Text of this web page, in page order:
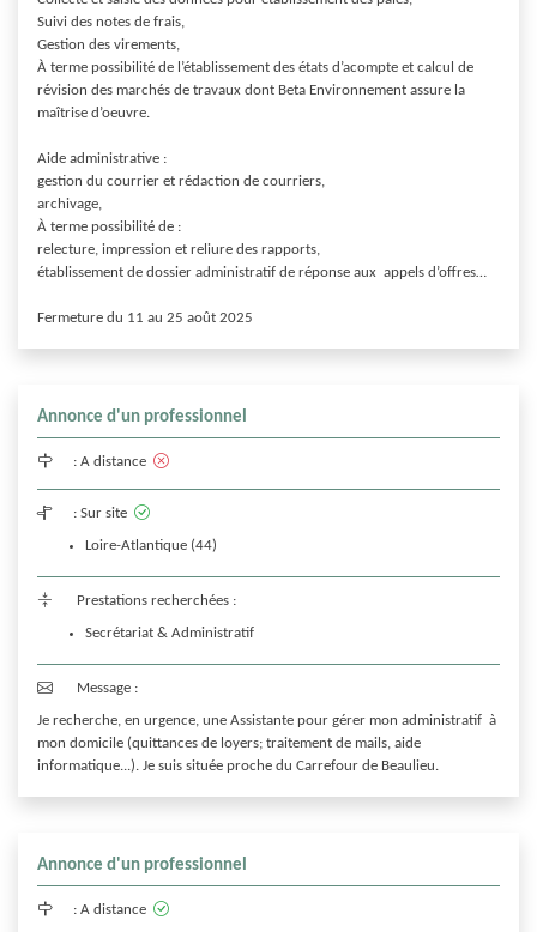
Suivi des notes de frais,
Gestion des virements,
À terme possibilité de l’établissement des états d’acompte et calcul de
révision des marchés de travaux dont Beta Environnement assure la
maîtrise d’oeuvre.
Aide administrative :
gestion du courrier et rédaction de courriers,
archivage,
À terme possibilité de :
relecture, impression et reliure des rapports,
établissement de dossier administratif de réponse aux  appels d’offres…
Fermeture du 11 au 25 août 2025
Annonce d'un professionnel
: A distance
: Sur site
Loire-Atlantique (44)
Prestations recherchées :
Secrétariat & Administratif
Message :
Je recherche, en urgence, une Assistante pour gérer mon administratif  à
mon domicile (quittances de loyers; traitement de mails, aide
informatique...). Je suis située proche du Carrefour de Beaulieu.
Annonce d'un professionnel
: A distance